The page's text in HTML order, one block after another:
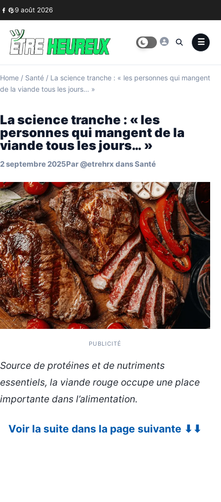
Skip to content
9 août 2026
Home / Santé / La science tranche : « les personnes qui mangent
de la viande tous les jours… »
La science tranche : « les
personnes qui mangent de la
viande tous les jours… »
2 septembre 2025Par @etrehrx dansSanté
PUBLICITÉ
Source de protéines et de nutriments
essentiels, la viande rouge occupe une place
importante dans l’alimentation.
Voir la suite dans la page suivante ⬇⬇